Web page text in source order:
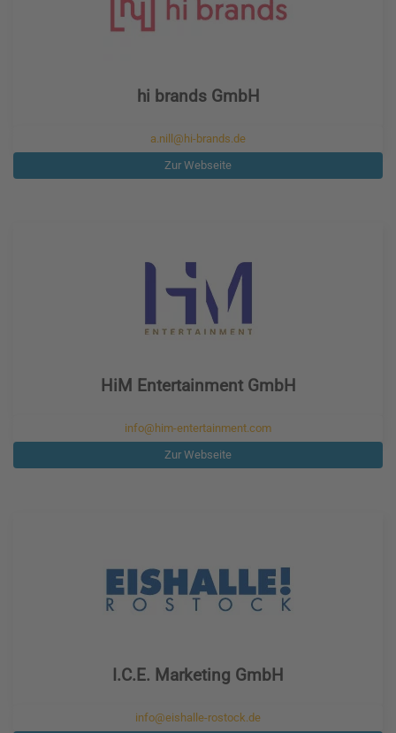
hi brands GmbH
a.nill@hi-brands.de
Zur Webseite
HiM Entertainment GmbH
info@him-entertainment.com
Zur Webseite
I.C.E. Marketing GmbH
info@eishalle-rostock.de